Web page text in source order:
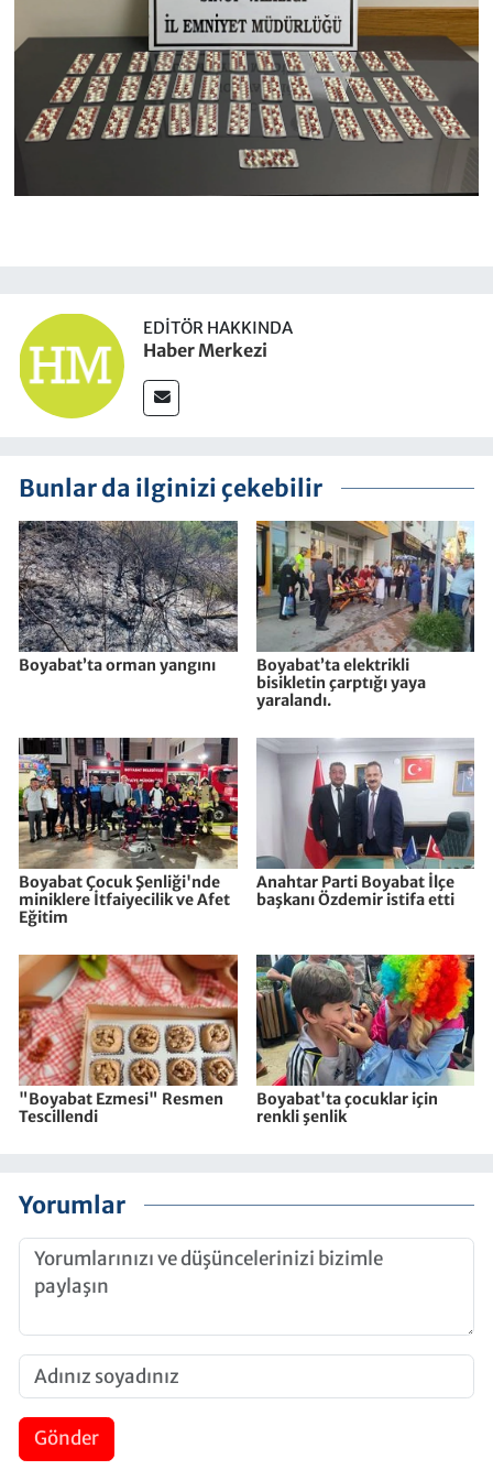
EDITÖR HAKKINDA
Haber Merkezi
Bunlar da ilginizi çekebilir
Boyabat’ta orman yangını
Boyabat’ta elektrikli
bisikletin çarptığı yaya
yaralandı.
Boyabat Çocuk Şenliği'nde
miniklere İtfaiyecilik ve Afet
Eğitim
Anahtar Parti Boyabat İlçe
başkanı Özdemir istifa etti
"Boyabat Ezmesi" Resmen
Tescillendi
Boyabat'ta çocuklar için
renkli şenlik
Yorumlar
Gönder